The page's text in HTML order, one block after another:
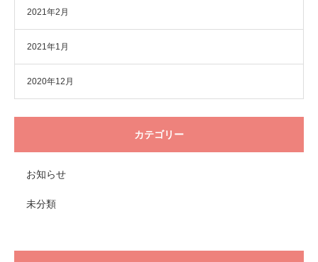
2021年2月
2021年1月
2020年12月
カテゴリー
お知らせ
未分類